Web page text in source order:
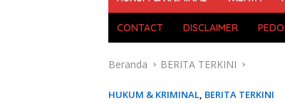
CONTACT DISCLAIMER
Beranda BERITA TERKINI
HUKUM & KRIMINAL, BERITA TERKINI